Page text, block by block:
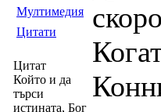
Мултимедия
Цитати
Цитат
Който и да
търси
истината, Бог